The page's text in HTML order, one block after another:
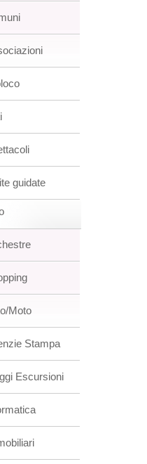
guidate
Moto
Stampa
Escursioni